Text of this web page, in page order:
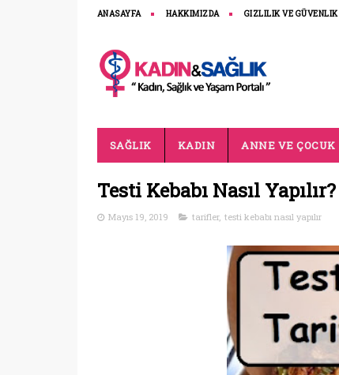
ANASAYFA HAKKIMIZDA GIZLILIK VE GÜVENLIK
SAĞLIK KADIN ANNE VE ÇOCUK
Testi Kebabı Nasıl Yapılır?
Mayıs 19, 2019 tarifler, testi kebabı nasıl yapılır